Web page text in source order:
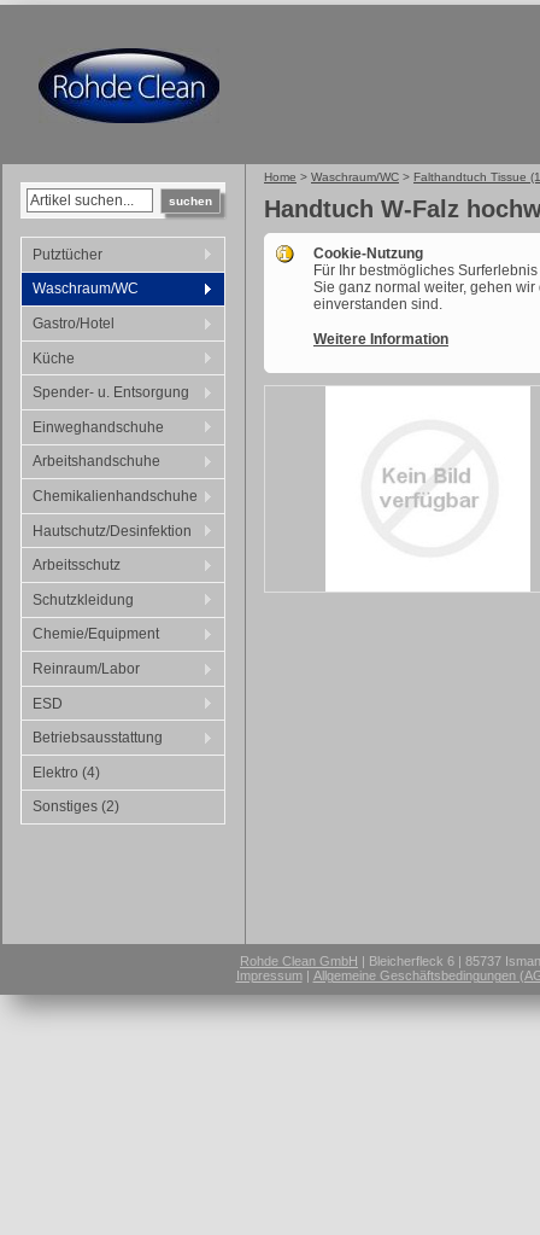
suchen
Putztücher
Waschraum/WC
Gastro/Hotel
Küche
Spender- u. Entsorgung
Einweghandschuhe
Arbeitshandschuhe
Chemikalienhandschuhe
Hautschutz/Desinfektion
Arbeitsschutz
Schutzkleidung
Chemie/Equipment
Reinraum/Labor
ESD
Betriebsausstattung
Elektro (4)
Sonstiges (2)
Home > Waschraum/WC > Falthandtuch Tissue
Handtuch W-Falz
Cookie-Nutzung
Für Ihr bestmögliches
Sie ganz normal weiter, gehen
einverstanden sind.
Weitere Information
Rohde Clean GmbH | Bleicherfleck 6 | 85737
Impressum| Allgemeine Geschäftsbedingungen